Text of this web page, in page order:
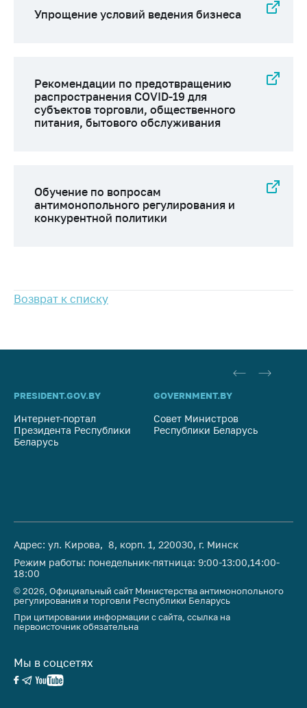
Упрощение условий ведения бизнеса
Рекомендации по предотвращению
распространения COVID-19 для
субъектов торговли, общественного
питания, бытового обслуживания
Обучение по вопросам
антимонопольного регулирования и
конкурентной политики
Возврат к списку
PRESIDENT.GOV.BY
Интернет-портал
Президента Республики
Беларусь
GOVERNMENT.BY
Совет Министров
Республики Беларусь
Адрес: ул. Кирова, 8, корп. 1, 220030, г. Минск
Режим работы: понедельник-пятница: 9:00-13:00,14:00-
18:00
© 2026, Официальный сайт Министерства антимонопольного
регулирования и торговли Республики Беларусь
При цитировании информации с сайта, ссылка на
первоисточник обязательна
Мы в соцсетях